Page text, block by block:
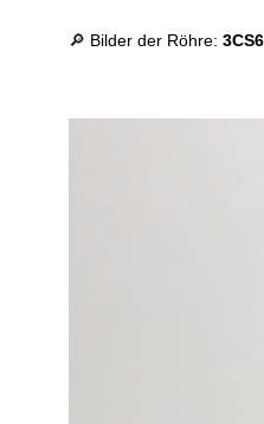
🔎 Bilder der Röhre:3CS6